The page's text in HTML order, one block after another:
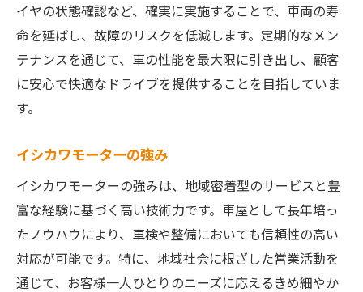
イヤの状態確認など、確実に実施することで、車両の寿
命を延ばし、故障のリスクを低減します。定期的なメン
テナンスを通じて、車の性能を最大限に引き出し、顧客
に安心で快適なドライブを提供することを目指していま
す。
イシカワモーターの強み
イシカワモーターの強みは、地域密着型のサービスと豊
富な経験に基づく高い技術力です。車屋として長年培っ
たノウハウにより、車検や整備においても信頼性の高い
対応が可能です。特に、地域社会に根ざした営業活動を
通じて、お客様一人ひとりのニーズに応えるきめ細やか